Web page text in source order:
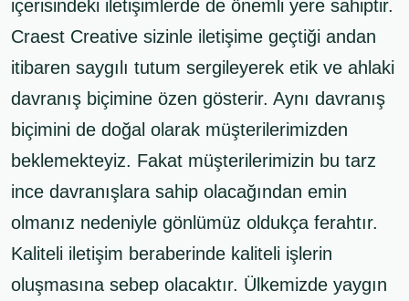
içerisindeki iletişimlerde de önemli yere sahiptir.
Craest Creative sizinle iletişime geçtiği andan
itibaren saygılı tutum sergileyerek etik ve ahlaki
davranış biçimine özen gösterir. Aynı davranış
biçimini de doğal olarak müşterilerimizden
beklemekteyiz. Fakat müşterilerimizin bu tarz
ince davranışlara sahip olacağından emin
olmanız nedeniyle gönlümüz oldukça ferahtır.
Kaliteli iletişim beraberinde kaliteli işlerin
oluşmasına sebep olacaktır. Ülkemizde yaygın